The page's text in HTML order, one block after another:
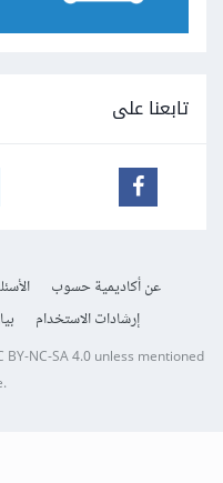
تابعنا على
عن أكاديمية حسوب
إرشادات الاستخدام
BY-NC-SA 4.0unless mentioned